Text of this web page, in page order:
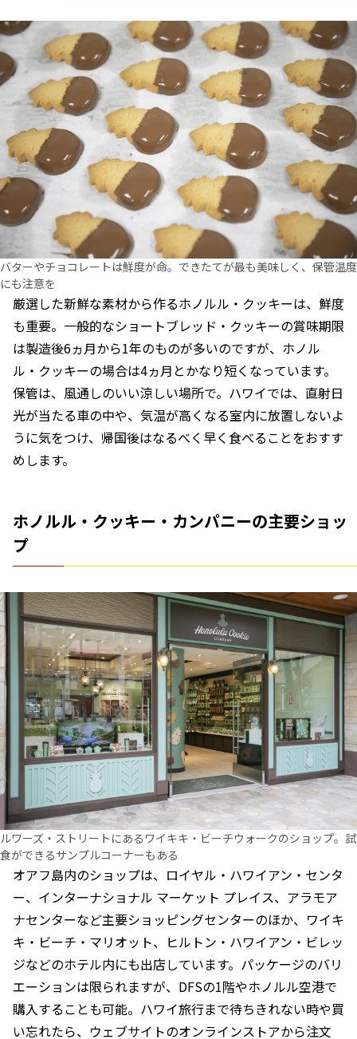
バターやチョコレートは鮮度が命。できたてが最も美味しく、保管温度
にも注意を
厳選した新鮮な素材から作るホノルル・クッキーは、鮮度
も重要。一般的なショートブレッド・クッキーの賞味期限
は製造後6ヵ月から1年のものが多いのですが、ホノル
ル・クッキーの場合は4ヵ月とかなり短くなっています。
保管は、風通しのいい涼しい場所で。ハワイでは、直射日
光が当たる車の中や、気温が高くなる室内に放置しないよ
うに気をつけ、帰国後はなるべく早く食べることをおすす
めします。
ホノルル・クッキー・カンパニーの主要ショッ
プ
ルワーズ・ストリートにあるワイキキ・ビーチウォークのショップ。試
食ができるサンプルコーナーもある
オアフ島内のショップは、ロイヤル・ハワイアン・センタ
ー、インターナショナル マーケット プレイス、アラモア
ナセンターなど主要ショッピングセンターのほか、ワイキ
キ・ビーチ・マリオット、ヒルトン・ハワイアン・ビレッ
ジなどのホテル内にも出店しています。パッケージのバリ
エーションは限られますが、DFSの1階やホノルル空港で
購入することも可能。ハワイ旅行まで待ちきれない時や買
い忘れたら、ウェブサイトのオンラインストアから注文